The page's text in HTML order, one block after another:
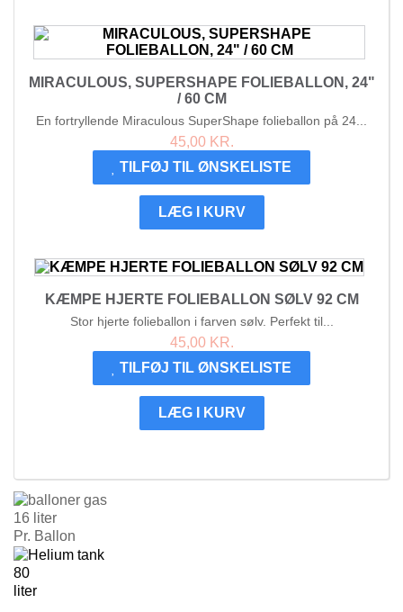
MIRACULOUS, SUPERSHAPE FOLIEBALLON, 24"
/ 60 CM
En fortryllende Miraculous SuperShape folieballon på 24...
45,00 KR.
TILFØJ TIL ØNSKELISTE
LÆG I KURV
KÆMPE HJERTE FOLIEBALLON SØLV 92 CM
Stor hjerte folieballon i farven sølv. Perfekt til...
45,00 KR.
TILFØJ TIL ØNSKELISTE
LÆG I KURV
16 liter
Pr. Ballon
80
liter